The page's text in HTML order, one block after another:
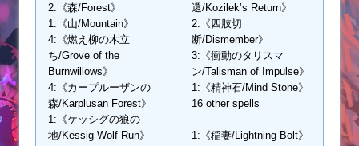
2:《森/Forest》
1:《山/Mountain》
4:《燃え柳の木立
ち/Grove of the
Burnwillows》
4:《カープルーザンの
森/Karplusan Forest》
1:《ケッシグの狼の
地/Kessig Wolf Run》
還/Kozilek’s Return》
2:《四肢切
断/Dismember》
3:《衝動のタリスマ
ン/Talisman of Impulse》
1:《精神石/Mind Stone》
16 other spells
1:《稲妻/Lightning Bolt》